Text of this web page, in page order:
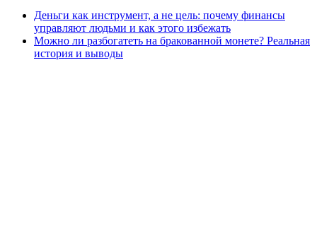
Деньги как инструмент, а не цель: почему финансы
управляют людьми и как этого избежать
Можно ли разбогатеть на бракованной монете? Реальная
история и выводы